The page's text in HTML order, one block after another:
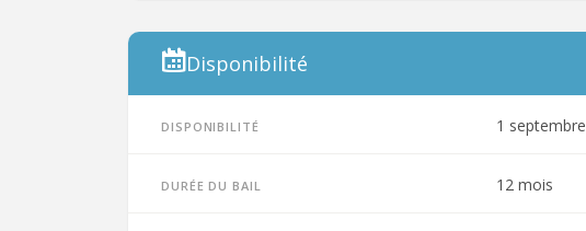
Disponibilité
Disponibilité 1 septembre
Durée du bail 12 mois